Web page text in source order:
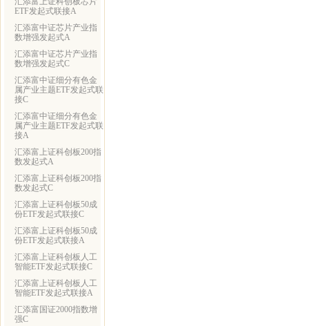
ETF发起式联接A
汇添富中证芯片产业指
数增强发起式A
汇添富中证芯片产业指
数增强发起式C
汇添富中证细分有色金
属产业主题ETF发起式联
接C
汇添富中证细分有色金
属产业主题ETF发起式联
接A
汇添富上证科创板200指
数发起式A
汇添富上证科创板200指
数发起式C
汇添富上证科创板50成
份ETF发起式联接C
汇添富上证科创板50成
份ETF发起式联接A
汇添富上证科创板人工
智能ETF发起式联接C
汇添富上证科创板人工
智能ETF发起式联接A
汇添富国证2000指数增
强C